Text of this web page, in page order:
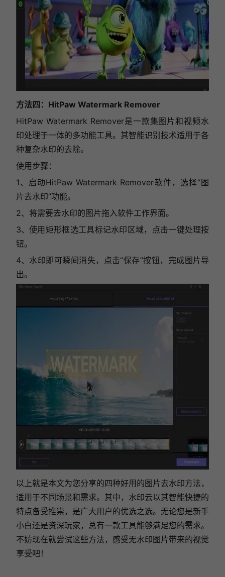
方法四：HitPaw Watermark Remover
HitPaw Watermark Remover是一款集图片和视频水
印处理于一体的多功能工具。其智能识别技术适用于各
种复杂水印的去除。
使用步骤：
1、启动HitPaw Watermark Remover软件，选择“图
片去水印”功能。
2、将需要去水印的图片拖入软件工作界面。
3、使用矩形框选工具标记水印区域，点击一键处理按
钮。
4、水印即可瞬间消失，点击“保存”按钮，完成图片导
出。
以上就是本文为您分享的四种好用的图片去水印方法，
适用于不同场景和需求。其中，水印云以其智能快捷的
特点备受推崇，是广大用户的优选之选。无论您是新手
小白还是资深玩家，总有一款工具能够满足您的需求。
不妨现在就尝试这些方法，感受无水印图片带来的视觉
享受吧！